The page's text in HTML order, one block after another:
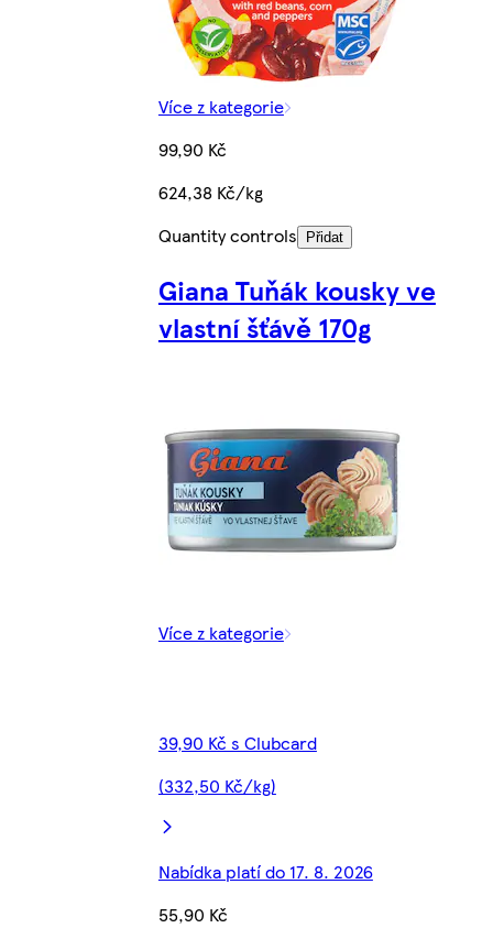
Více z kategorie
99,90 Kč
624,38 Kč/kg
Quantity controls
Přidat
Giana Tuňák kousky ve
vlastní šťávě 170g
Více z kategorie
39,90 Kč s Clubcard
(332,50 Kč/kg)
Nabídka platí do 17. 8. 2026
55,90 Kč